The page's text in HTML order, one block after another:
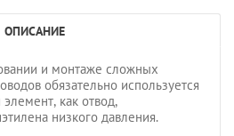
ОПИСАНИЕ
и монтаже сложных
обязательно используется
как отвод,
низкого давления.